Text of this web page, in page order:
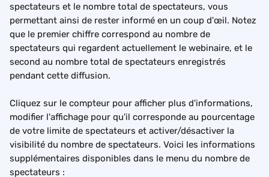
spectateurs et le nombre total de spectateurs, vous
permettant ainsi de rester informé en un coup d'œil. Notez
que le premier chiffre correspond au nombre de
spectateurs qui regardent actuellement le webinaire, et le
second au nombre total de spectateurs enregistrés
pendant cette diffusion.
Cliquez sur le compteur pour afficher plus d'informations,
modifier l'affichage pour qu'il corresponde au pourcentage
de votre limite de spectateurs et activer/désactiver la
visibilité du nombre de spectateurs. Voici les informations
supplémentaires disponibles dans le menu du nombre de
spectateurs :